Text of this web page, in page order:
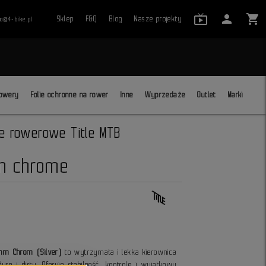
bike.pl Sklep F&Q Blog Nasze projekty live_tv_24
person shopping_cart
Folie ochronne na rower Inne Wyprzedaże Outlet Marki
rowerowe Title MTB
chrome
Chrom (Silver) to wytrzymała i lekka kierownica
i dirtu. Oferuje stabilność, kontrolę i wyjątkowy